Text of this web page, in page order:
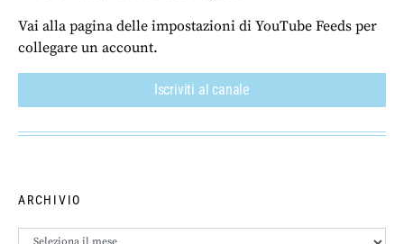
Vai alla pagina delle impostazioni di YouTube Feeds per
collegare un account.
Iscriviti al canale
ARCHIVIO
Archivio